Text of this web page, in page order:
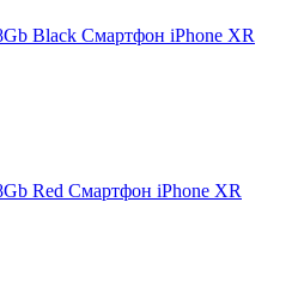
Смартфон iPhone XR
Смартфон iPhone XR